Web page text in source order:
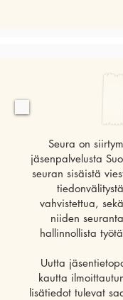
Seura on
jäsenpalvelusta
seuran sisäistä
vahvistettua,
niiden
hallinnollista
Uutta
kautta
lisätiedot tulevat